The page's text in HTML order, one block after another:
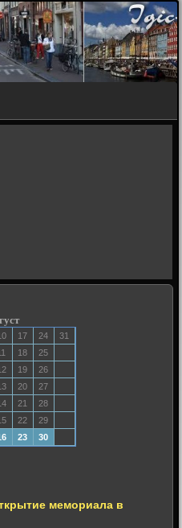
17 24
31
18
25
19
26
20
27
21
28
22
29
23 30
мемориала в